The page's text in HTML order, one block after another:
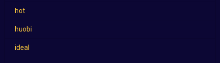
hot
huobi
ideal